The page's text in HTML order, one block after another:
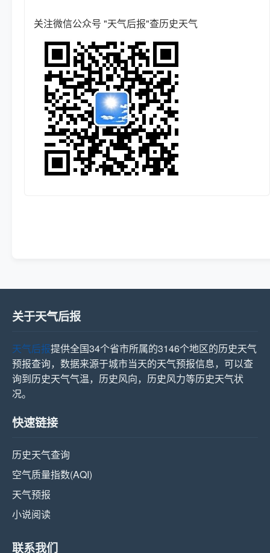
关注微信公众号 "天气后报"查历史天气
关于天气后报
天气后报提供全国34个省市所属的3146个地区的历史天气
预报查询，数据来源于城市当天的天气预报信息，可以查
询到历史天气气温，历史风向，历史风力等历史天气状
况。
快速链接
历史天气查询
空气质量指数(AQI)
天气预报
小说阅读
联系我们